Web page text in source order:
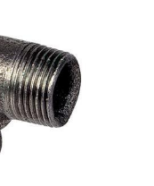
dans la partie centrale
structure perlitique
400-5.
0,2% résistance d
´épreuve Rp0,2 N/mm2